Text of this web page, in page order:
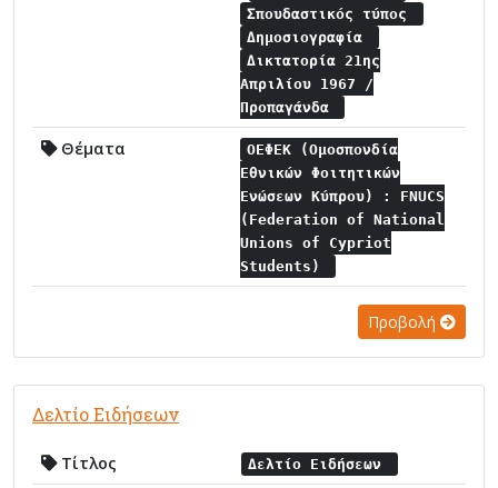
Σπουδαστικός τύπος
Δημοσιογραφία
Δικτατορία 21ης
Απριλίου 1967 /
Προπαγάνδα
Θέματα
ΟΕΦΕΚ (Ομοσπονδία
Εθνικών Φοιτητικών
Ενώσεων Κύπρου) : FNUCS
(Federation of National
Unions of Cypriot
Students)
Προβολή
Δελτίο Ειδήσεων
Τίτλος Δελτίο Ειδήσεων